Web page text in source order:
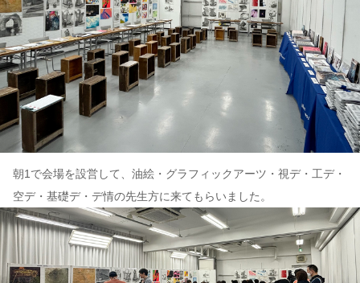
朝1で会場を設営して、油絵・グラフィックアーツ・視デ・工デ・
空デ・基礎デ・デ情の先生方に来てもらいました。